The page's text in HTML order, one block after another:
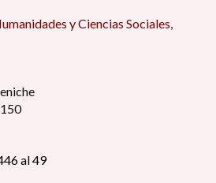
y Ciencias Sociales,
al 49